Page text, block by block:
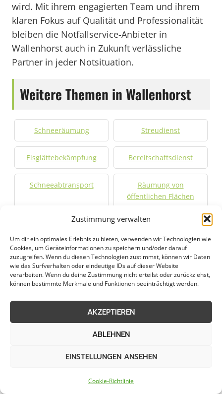
Zustimmung verwalten
Um dir ein optimales Erlebnis zu bieten, verwenden wir Technologien wie
Cookies, um Geräteinformationen zu speichern und/oder darauf
zuzugreifen. Wenn du diesen Technologien zustimmst, können wir Daten
wie das Surfverhalten oder eindeutige IDs auf dieser Website
verarbeiten. Wenn du deine Zustimmung nicht erteilst oder zurückziehst,
können bestimmte Merkmale und Funktionen beeinträchtigt werden.
AKZEPTIEREN
ABLEHNEN
EINSTELLUNGEN ANSEHEN
Cookie-Richtlinie
wird. Mit ihrem engagierten Team und ihrem
klaren Fokus auf Qualität und Professionalität
bleiben die Notfallservice-Anbieter in
Wallenhorst auch in Zukunft verlässliche
Partner in jeder Notsituation.
Weitere Themen in Wallenhorst
Schneeräumung Streudienst
Eisglättebekämpfung Bereitschaftsdienst
Schneeabtransport
Räumung von
öffentlichen Flächen
Weitere Kategorien in Wallenhorst
Grünpflege in
Gartenbau in
Objektpflege in
Graupflege in
Dachreinigung in